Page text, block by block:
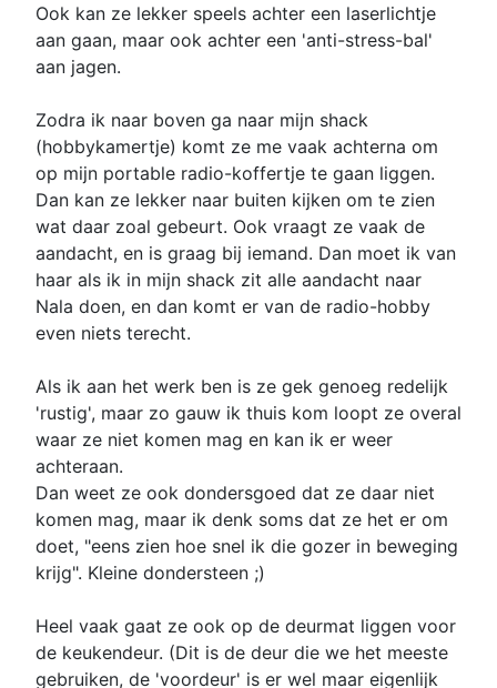
Ook kan ze lekker speels achter een laserlichtje
aan gaan, maar ook achter een 'anti-stress-bal'
aan jagen.
Zodra ik naar boven ga naar mijn shack
(hobbykamertje) komt ze me vaak achterna om
op mijn portable radio-koffertje te gaan liggen.
Dan kan ze lekker naar buiten kijken om te zien
wat daar zoal gebeurt. Ook vraagt ze vaak de
aandacht, en is graag bij iemand. Dan moet ik van
haar als ik in mijn shack zit alle aandacht naar
Nala doen, en dan komt er van de radio-hobby
even niets terecht.
Als ik aan het werk ben is ze gek genoeg redelijk
'rustig', maar zo gauw ik thuis kom loopt ze overal
waar ze niet komen mag en kan ik er weer
achteraan.
Dan weet ze ook dondersgoed dat ze daar niet
komen mag, maar ik denk soms dat ze het er om
doet, "eens zien hoe snel ik die gozer in beweging
krijg". Kleine dondersteen ;)
Heel vaak gaat ze ook op de deurmat liggen voor
de keukendeur. (Dit is de deur die we het meeste
gebruiken, de 'voordeur' is er wel maar eigenlijk